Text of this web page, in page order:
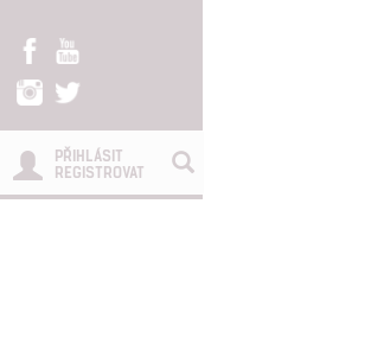
PŘIHLÁSIT
REGISTROVAT